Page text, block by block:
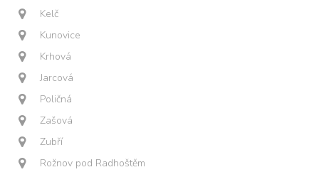
Kelč
Kunovice
Krhová
Jarcová
Poličná
Zašová
Zubří
Rožnov pod Radhoštěm